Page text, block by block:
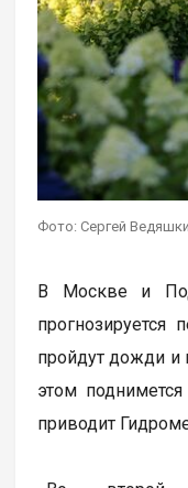
Фото: Сергей
В Москве и
прогнозируется
пройдут дожди и
этом
приводит